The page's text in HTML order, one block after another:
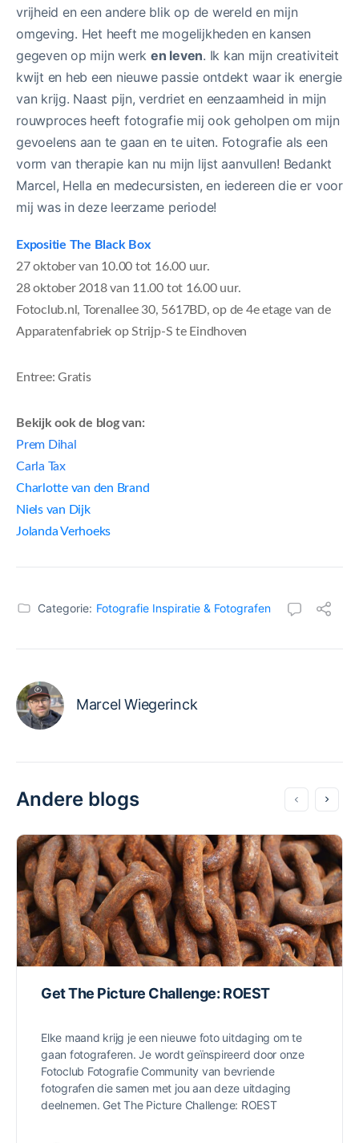
vrijheid en een andere blik op de wereld en mijn
omgeving. Het heeft me mogelijkheden en kansen
gegeven op mijn werk en leven. Ik kan mijn creativiteit
kwijt en heb een nieuwe passie ontdekt waar ik energie
van krijg. Naast pijn, verdriet en eenzaamheid in mijn
rouwproces heeft fotografie mij ook geholpen om mijn
gevoelens aan te gaan en te uiten. Fotografie als een
vorm van therapie kan nu mijn lijst aanvullen! Bedankt
Marcel, Hella en medecursisten, en iedereen die er voor
mij was in deze leerzame periode!
Expositie The Black Box
27 oktober van 10.00 tot 16.00 uur.
28 oktober 2018 van 11.00 tot 16.00 uur.
Fotoclub.nl, Torenallee 30, 5617BD, op de 4e etage van de
Apparatenfabriek op Strijp-S te Eindhoven
Entree: Gratis
Bekijk ook de blog van:
Prem Dihal
Carla Tax
Charlotte van den Brand
Niels van Dijk
Jolanda Verhoeks
Categorie: Fotografie Inspiratie & Fotografen
Marcel Wiegerinck
Andere blogs
Get The Picture Challenge: ROEST
Elke maand krijg je een nieuwe foto uitdaging om te
gaan fotograferen. Je wordt geïnspireerd door onze
Fotoclub Fotografie Community van bevriende
fotografen die samen met jou aan deze uitdaging
deelnemen. Get The Picture Challenge: ROEST